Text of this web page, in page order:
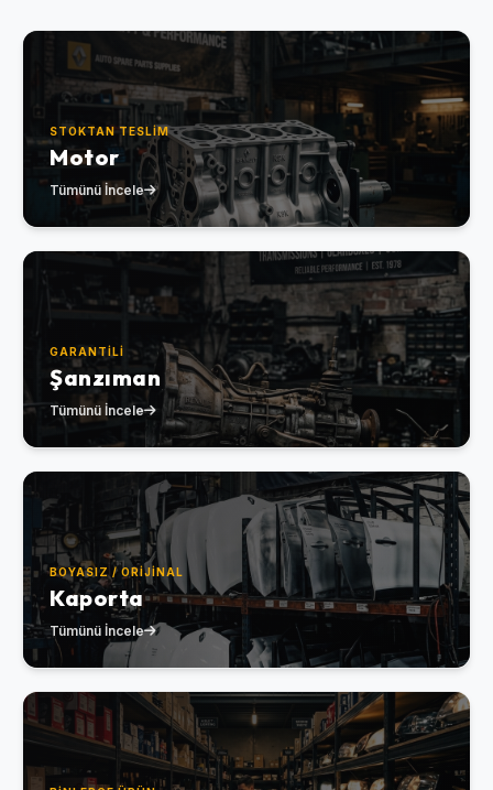
STOKTAN TESLIM
Motor
Tümünü İncele
GARANTILI
Şanzıman
Tümünü İncele
BOYASIZ / ORIJINAL
Kaporta
Tümünü İncele